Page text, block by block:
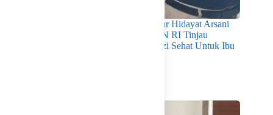
Pastikan Kualitas Gizi Terpenuhi, Gubernur Hidayat Arsani
Dampingi Mendukbangga/Kepala BKKBN RI Tinjau
Layanan Program MBG 3B Wujudkan Gizi Sehat Untuk Ibu